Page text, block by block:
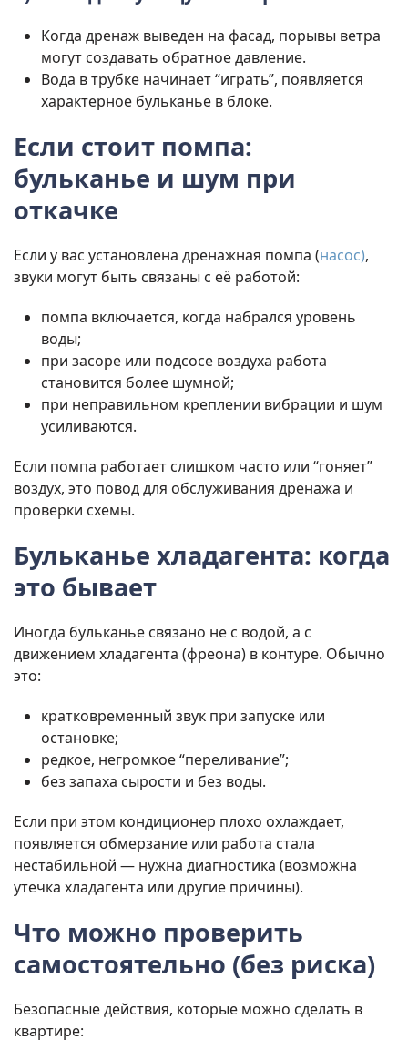
Когда дренаж выведен на фасад, порывы ветра
могут создавать обратное давление.
Вода в трубке начинает “играть”, появляется
характерное бульканье в блоке.
Если стоит помпа:
бульканье и шум при
откачке
Если у вас установлена дренажная помпа (насос),
звуки могут быть связаны с её работой:
помпа включается, когда набрался уровень
воды;
при засоре или подсосе воздуха работа
становится более шумной;
при неправильном креплении вибрации и шум
усиливаются.
Если помпа работает слишком часто или “гоняет”
воздух, это повод для обслуживания дренажа и
проверки схемы.
Бульканье хладагента: когда
это бывает
Иногда бульканье связано не с водой, а с
движением хладагента (фреона) в контуре. Обычно
это:
кратковременный звук при запуске или
остановке;
редкое, негромкое “переливание”;
без запаха сырости и без воды.
Если при этом кондиционер плохо охлаждает,
появляется обмерзание или работа стала
нестабильной — нужна диагностика (возможна
утечка хладагента или другие причины).
Что можно проверить
самостоятельно (без риска)
Безопасные действия, которые можно сделать в
квартире: